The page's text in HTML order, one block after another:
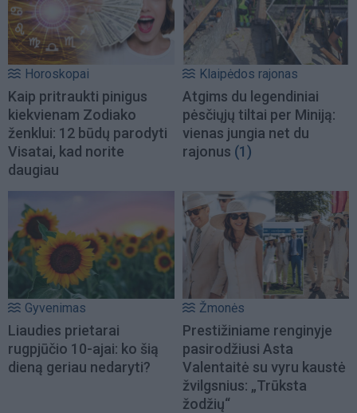
Horoskopai
Kaip pritraukti pinigus
kiekvienam Zodiako
ženklui: 12 būdų parodyti
Visatai, kad norite
daugiau
Klaipėdos rajonas
Atgims du legendiniai
pėsčiųjų tiltai per Miniją:
vienas jungia net du
rajonus (1)
Gyvenimas
Liaudies prietarai
rugpjūčio 10-ajai: ko šią
dieną geriau nedaryti?
Žmonės
Prestižiniame renginyje
pasirodžiusi Asta
Valentaitė su vyru kaustė
žvilgsnius: „Trūksta
žodžių“